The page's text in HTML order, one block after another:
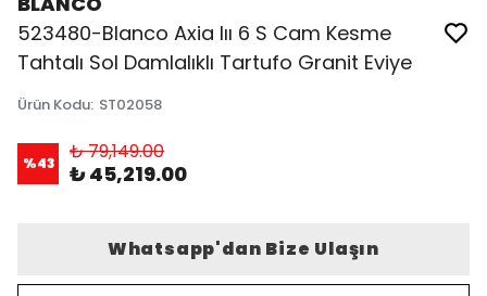
523480-Blanco Axia Iıı 6 S Cam Kesme
Tahtalı Sol Damlalıklı Tartufo Granit Eviye
Ürün Kodu: ST02058
%43 ₺ 79,149.00
₺ 45,219.00
Whatsapp'dan Bize Ulaşın